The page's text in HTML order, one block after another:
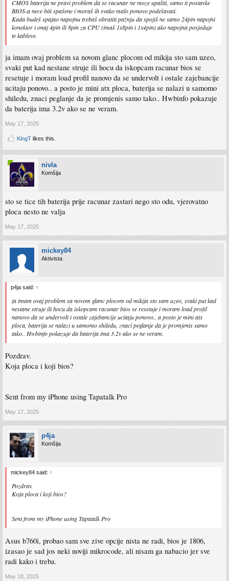
CMOS baterija ne pravi problem da se racunar ne moze upaliti, samo ti postavke
BIOS-a nece biti spašene i moraš ih svako malo ponovo podešavati.
Kada budeš spajao napojnu trebaš obratiti pažnju da spojiš ne samo 24pin napojni
konektor i onaj 4pin ili 8pin za CPU (imaš 1x8pin i 1x4pin) ako napojna posjeduje
te kablove.
ja imam ovaj problem sa novom glanc plocom od mikija sto sam uzeo,
svaki put kad nestane struje ili hocu da iskopcam racunar bios se
resetuje i moram load profil nanovo da se undervolt i ostale zajebancije
ucitaju ponovo.. a posto je mini atx ploca, baterija se nalazi u samomo
shiledu, znaci peglanje da je promjenis samo tako.. Hwbinfo pokazuje
da baterija ima 3.2v ako se ne veram.
May 17, 2025
KingT likes this.
nivla
Komšija
sto se tice tih baterija prije racunar zastari nego sto odu, vjerovatno
ploca nesto ne valja
May 17, 2025
mickey84
Aktivista
p4ja said: ↑
ja imam ovaj problem sa novom glanc plocom od mikija sto sam uzeo, svaki put kad
nestane struje ili hocu da iskopcam racunar bios se resetuje i moram load profil
nanovo da se undervolt i ostale zajebancije ucitaju ponovo.. a posto je mini atx
ploca, baterija se nalazi u samomo shiledu, znaci peglanje da je promjenis samo
tako.. Hwbinfo pokazuje da baterija ima 3.2v ako se ne veram.
Pozdrav.
Koja ploca i koji bios?
Sent from my iPhone using Tapatalk Pro
May 17, 2025
p4ja
Komšija
mickey84 said: ↑
Pozdrav.
Koja ploca i koji bios?
Sent from my iPhone using Tapatalk Pro
Asus b760i, probao sam sve zive opcije nista ne radi, bios je 1806,
izasao je sad jos neki noviji mikrocode, ali nisam ga nabacio jer sve
radi kako i treba.
May 18, 2025